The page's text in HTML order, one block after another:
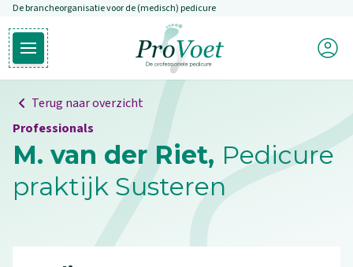
Overslaan en naar de inhoud gaan
De brancheorganisatie voor de (medisch) pedicure
Open hoofdmenu
Ga naar de homepagina
Mijn
Terug naar overzicht
Professionals
M. van der Riet, Pedicure
praktijk Susteren